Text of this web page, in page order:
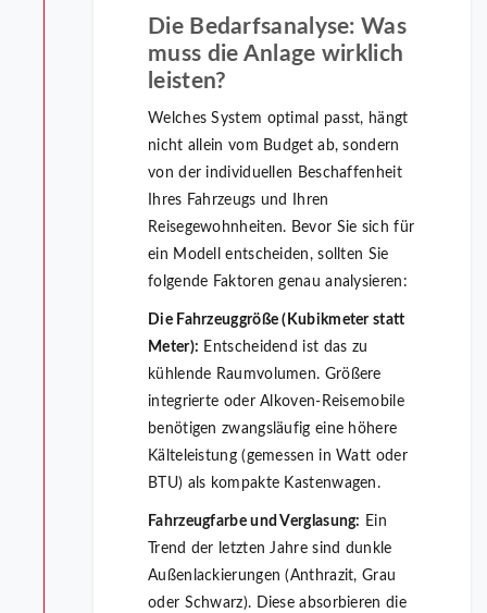
Die Bedarfsanalyse: Was
muss die Anlage wirklich
leisten?
Welches System optimal passt, hängt
nicht allein vom Budget ab, sondern
von der individuellen Beschaffenheit
Ihres Fahrzeugs und Ihren
Reisegewohnheiten. Bevor Sie sich für
ein Modell entscheiden, sollten Sie
folgende Faktoren genau analysieren:
Die Fahrzeuggröße (Kubikmeter statt
Meter): Entscheidend ist das zu
kühlende Raumvolumen. Größere
integrierte oder Alkoven-Reisemobile
benötigen zwangsläufig eine höhere
Kälteleistung (gemessen in Watt oder
BTU) als kompakte Kastenwagen.
Fahrzeugfarbe und Verglasung: Ein
Trend der letzten Jahre sind dunkle
Außenlackierungen (Anthrazit, Grau
oder Schwarz). Diese absorbieren die